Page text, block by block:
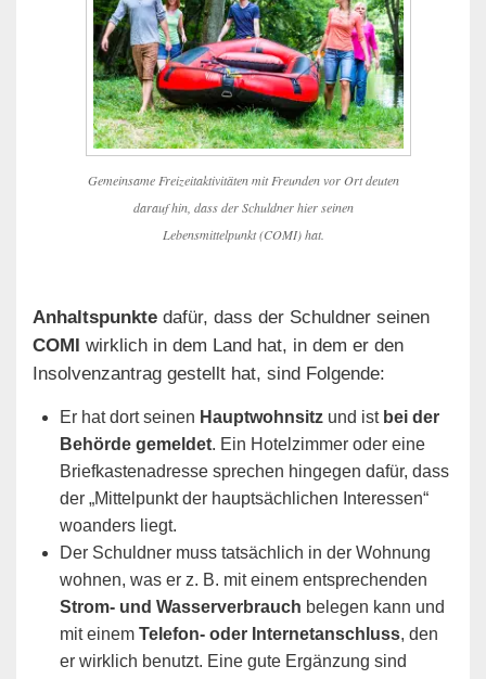
Gemeinsame Freizeitaktivitäten mit Freunden vor Ort deuten
darauf hin, dass der Schuldner hier seinen
Lebensmittelpunkt (COMI) hat.
Anhaltspunkte dafür, dass der Schuldner seinen
COMI wirklich in dem Land hat, in dem er den
Insolvenzantrag gestellt hat, sind Folgende:
Er hat dort seinen Hauptwohnsitz und ist bei der
Behörde gemeldet. Ein Hotelzimmer oder eine
Briefkastenadresse sprechen hingegen dafür, dass
der „Mittelpunkt der hauptsächlichen Interessen“
woanders liegt.
Der Schuldner muss tatsächlich in der Wohnung
wohnen, was er z. B. mit einem entsprechenden
Strom- und Wasserverbrauch belegen kann und
mit einem Telefon- oder Internetanschluss, den
er wirklich benutzt. Eine gute Ergänzung sind